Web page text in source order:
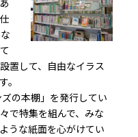
置して、自由なイラス
。
の本棚」を発行してい
で特集を組んで、みな
うな紙面を心がけてい